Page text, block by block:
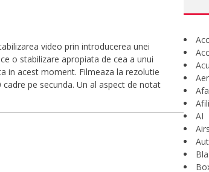
video prin introducerea unei
o stabilizare apropiata de cea a unui
in acest moment. Filmeaza la rezolutie
pe secunda. Un al aspect de notat
AI